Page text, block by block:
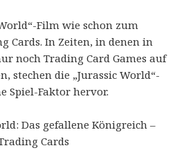
Film wie schon zum
Cards. In Zeiten, in denen in
noch Trading Card Games auf
stechen die „Jurassic World“-
Spiel-Faktor hervor.
Das gefallene Königreich –
Cards